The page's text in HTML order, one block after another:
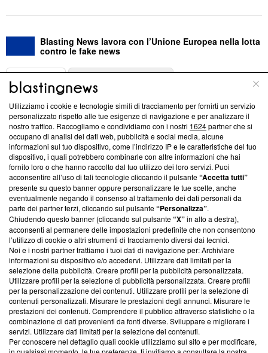
Blasting News lavora con l’Unione Europea nella lotta
contro le fake news
ABOUT
Questa sezione offre informazioni trasparenti su Blasting
News, sui nostri processi editoriali e su come ci impegniamo a
creare news di qualità. Inoltre, afferma la nostra aderenza a
‘Trust Project - News with Integrity’Blasting News non è
ancora membro del programma, ma ha richiesto di farne
parte; Trust Project non ha ancora effettuato una verifica di
conformità agli standard.
Su di noi
Team editoriale
Corporate
Redazione
Informativa Privacy
Cookie Policy
Blasting SA, IDI CHE-247.845.224, Via Carlo Frasca, 3 - 6900
Lugano (Svizzera) Tel:+39 0690258937
Utilizziamo i cookie e tecnologie simili di tracciamento per fornirti un servizio
personalizzato rispetto alle tue esigenze di navigazione e per analizzare il
nostro traffico. Raccogliamo e condividiamo con i nostri 1624partner che si
occupano di analisi dei dati web, pubblicità e social media, alcune
informazioni sul tuo dispositivo, come l’indirizzo IP e le caratteristiche del tuo
dispositivo, i quali potrebbero combinarle con altre informazioni che hai
fornito loro o che hanno raccolto dal tuo utilizzo dei loro servizi. Puoi
acconsentire all’uso di tali tecnologie cliccando il pulsante“Accetta tutti”
presente su questo banner oppure personalizzare le tue scelte, anche
eventualmente negando il consenso al trattamento dei dati personali da
parte dei partner terzi, cliccando sul pulsante“Personalizza”.
Chiudendo questo banner (cliccando sul pulsante“X”in alto a destra),
acconsenti al permanere delle impostazioni predefinite che non consentono
l’utilizzo di cookie o altri strumenti di tracciamento diversi dai tecnici.
Noi e i nostri partner trattiamo i tuoi dati di navigazione per: Archiviare
informazioni su dispositivo e/o accedervi. Utilizzare dati limitati per la
selezione della pubblicità. Creare profili per la pubblicità personalizzata.
Utilizzare profili per la selezione di pubblicità personalizzata. Creare profili
per la personalizzazione dei contenuti. Utilizzare profili per la selezione di
contenuti personalizzati. Misurare le prestazioni degli annunci. Misurare le
prestazioni dei contenuti. Comprendere il pubblico attraverso statistiche o la
combinazione di dati provenienti da fonti diverse. Sviluppare e migliorare i
servizi. Utilizzare dati limitati per la selezione dei contenuti.
Per conoscere nel dettaglio quali cookie utilizziamo sul sito e per modificare,